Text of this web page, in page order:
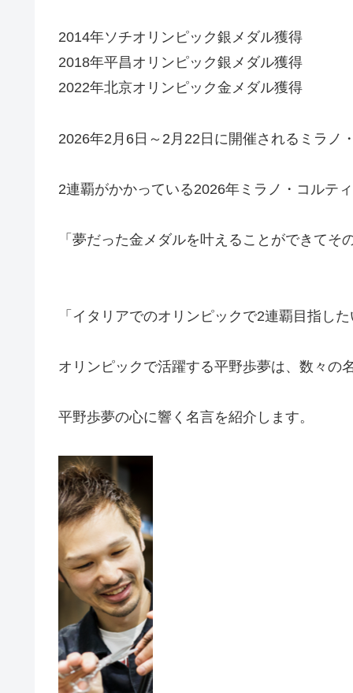
2014年ソチオリンピック銀メダル獲得
2018年平昌オリンピック銀メダル獲得
2022年北京オリンピック金メダル獲得
2026年2月6日～2月22日に開催されるミラノ
2連覇がかかっている2026年ミラノ・コルテ
「夢だった金メダルを叶えることができてそ
「イタリアでのオリンピックで2連覇目指し
オリンピックで活躍する平野歩夢は、数々の
平野歩夢の心に響く名言を紹介します。